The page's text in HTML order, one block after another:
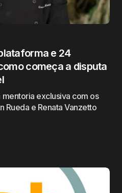
e 24
começa a disputa
exclusiva com os
e Renata Vanzetto